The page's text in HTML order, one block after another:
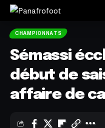
CHAMPIONNATS
Sémassi
début de
affaire de